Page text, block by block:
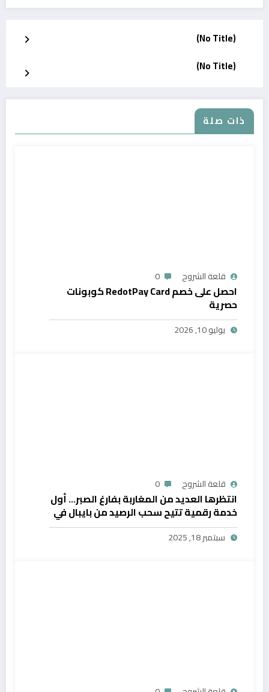
(No Title)
(No Title)
ذات صلة
قلعة الشروح 0
احصل على خصم RedotPay Card كوبونات
حصرية
يوليو 10, 2026
قلعة الشروح 0
انتظرها العديد من المغاربة بفارغ الصبر… أول
خدمة رقمية تتيح سحب الرصيد من بايبال في
المغرب
سبتمبر 18, 2025